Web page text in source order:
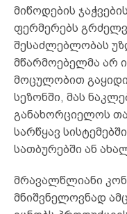
მიწოდების
ფერმერებს
შესაძლებლობას
მწარმოებელმა არ
მოცულობით
სეზონში, მას
განახორციელოს
სარწყავ
სათბურებში ან
მრავალწლიანი
მნიშვნელოვნად